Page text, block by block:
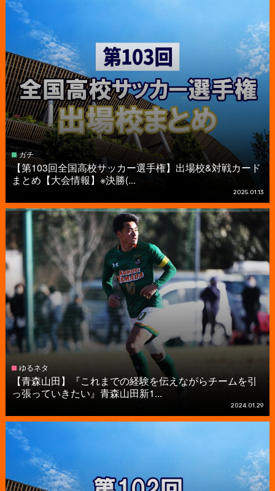
ガチ
【第103回全国高校サッカー選手権】出場校&対戦カード
まとめ【大会情報】※決勝(...
2025.01.13
ゆるネタ
【青森山田】『これまでの経験を伝えながらチームを引
っ張っていきたい』青森山田新1...
2024.01.29